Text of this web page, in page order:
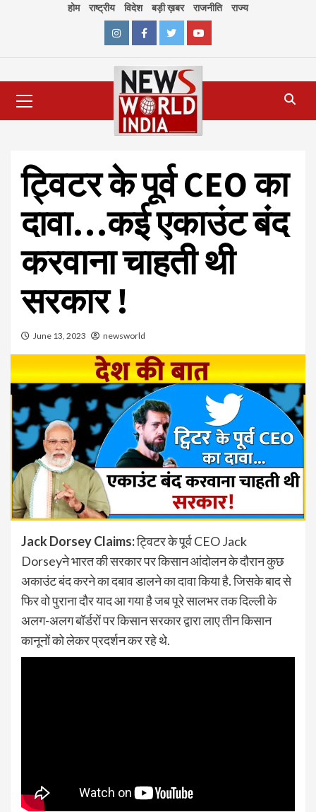
होम राष्ट्रीय विदेश बड़ी ख़बर राजनीति राज्य
InstagramFacebookTwitterYoutube
Menu
ट्विटर के पूर्व CEO का
दावा…कई एकाउंट बंद
करवाना चाहती थी
सरकार !
June 13, 2023 newsworld
Jack Dorsey Claims:ट्विटर के पूर्व CEO Jack
Dorseyने भारत की सरकार पर किसान आंदोलन के दौरान कुछ
अकाउंट बंद करने का दबाव डालने का दावा किया है. जिसके बाद से
फिर वो पुराना दौर याद आ गया है जब पूरे सालभर तक दिल्ली के
अलग-अलग बॉर्डरों पर किसान सरकार द्वारा लाए तीन किसान
कानूनों को लेकर प्रदर्शन कर रहे थे.